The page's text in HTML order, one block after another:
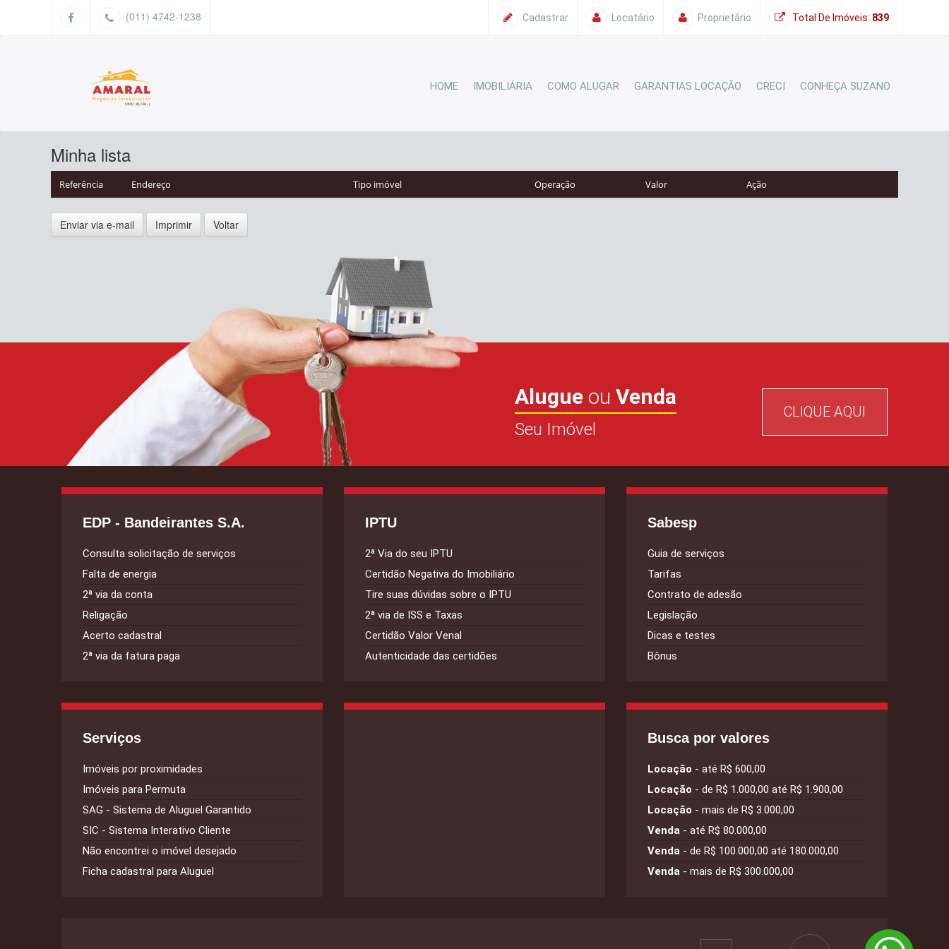
(011) 4742-1238 Cadastrar Locatário Proprietário Total De Imóveis: 839
HOME IMOBILIÁRIA COMO ALUGAR GARANTIAS LOCAÇÃO CRECI CONHEÇA SUZANO
Minha lista
Referência Endereço Tipo imóvel Operação Valor Ação
Enviar via e-mail Imprimir Voltar
Alugue ou Venda
Seu Imóvel
CLIQUE AQUI
EDP - Bandeirantes S.A.
Consulta solicitação de serviços
Falta de energia
2ª via da conta
Religação
Acerto cadastral
2ª via da fatura paga
IPTU
2ª Via do seu IPTU
Certidão Negativa do Imobiliário
Tire suas dúvidas sobre o IPTU
2ª via de ISS e Taxas
Certidão Valor Venal
Autenticidade das certidões
Sabesp
Guia de serviços
Tarifas
Contrato de adesão
Legislação
Dicas e testes
Bônus
Serviços
Imóveis por proximidades
Imóveis para Permuta
SAG - Sistema de Aluguel Garantido
SIC - Sistema Interativo Cliente
Não encontrei o imóvel desejado
Ficha cadastral para Aluguel
Busca por valores
Locação - até R$ 600,00
Locação - de R$ 1.000,00 até R$ 1.900,00
Locação - mais de R$ 3.000,00
Venda - até R$ 80.000,00
Venda - de R$ 100.000,00 até 180.000,00
Venda - mais de R$ 300.000,00